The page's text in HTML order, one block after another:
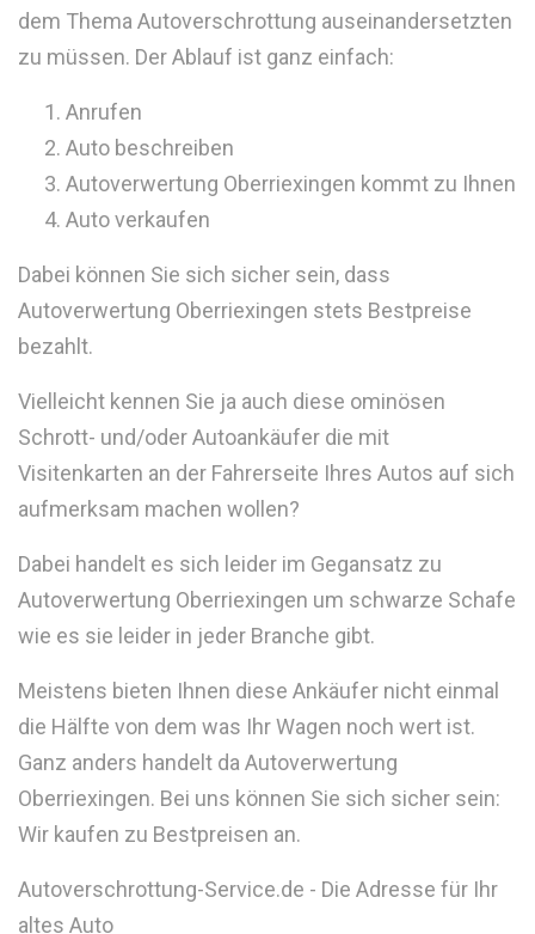
dem Thema Autoverschrottung auseinandersetzten
zu müssen. Der Ablauf ist ganz einfach:
Anrufen
Auto beschreiben
Autoverwertung Oberriexingen kommt zu Ihnen
Auto verkaufen
Dabei können Sie sich sicher sein, dass
Autoverwertung Oberriexingen stets Bestpreise
bezahlt.
Vielleicht kennen Sie ja auch diese ominösen
Schrott- und/oder Autoankäufer die mit
Visitenkarten an der Fahrerseite Ihres Autos auf sich
aufmerksam machen wollen?
Dabei handelt es sich leider im Gegansatz zu
Autoverwertung Oberriexingen um schwarze Schafe
wie es sie leider in jeder Branche gibt.
Meistens bieten Ihnen diese Ankäufer nicht einmal
die Hälfte von dem was Ihr Wagen noch wert ist.
Ganz anders handelt da Autoverwertung
Oberriexingen. Bei uns können Sie sich sicher sein:
Wir kaufen zu Bestpreisen an.
Autoverschrottung-Service.de - Die Adresse für Ihr
altes Auto